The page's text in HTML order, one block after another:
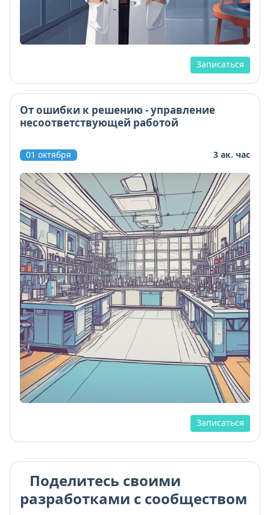
Записаться
От ошибки к решению - управление
несоответствующей работой
01 октября 3 ак. час
Записаться
Поделитесь своими
разработками с сообществом